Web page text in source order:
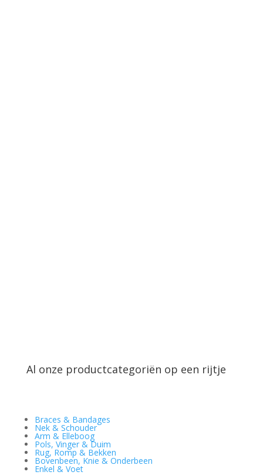
Al onze productcategoriën op een rijtje
Braces & Bandages
Nek & Schouder
Arm & Elleboog
Pols, Vinger & Duim
Rug, Romp & Bekken
Bovenbeen, Knie & Onderbeen
Enkel & Voet